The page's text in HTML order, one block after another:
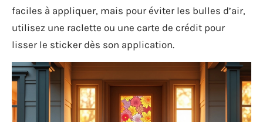
faciles à appliquer, mais pour éviter les bulles d’air,
utilisez une raclette ou une carte de crédit pour
lisser le sticker dès son application.